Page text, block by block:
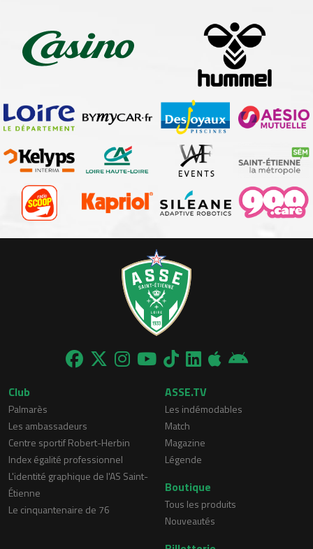
Club
Palmarès
Les ambassadeurs
Centre sportif Robert-Herbin
Index égalité professionnel
L'identité graphique de l'AS Saint-
Étienne
Le cinquantenaire de 76
ASSE.TV
Les indémodables
Match
Magazine
Légende
Boutique
Tous les produits
Nouveautés